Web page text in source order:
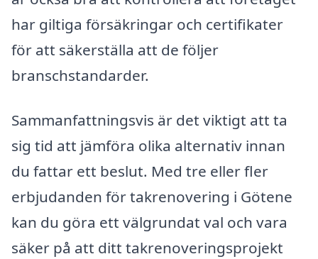
har giltiga försäkringar och certifikater
för att säkerställa att de följer
branschstandarder.
Sammanfattningsvis är det viktigt att ta
sig tid att jämföra olika alternativ innan
du fattar ett beslut. Med tre eller fler
erbjudanden för takrenovering i Götene
kan du göra ett välgrundat val och vara
säker på att ditt takrenoveringsprojekt